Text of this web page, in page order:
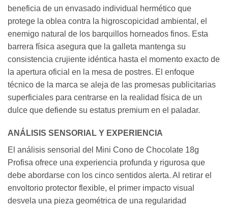
beneficia de un envasado individual hermético que
protege la oblea contra la higroscopicidad ambiental, el
enemigo natural de los barquillos horneados finos. Esta
barrera física asegura que la galleta mantenga su
consistencia crujiente idéntica hasta el momento exacto de
la apertura oficial en la mesa de postres. El enfoque
técnico de la marca se aleja de las promesas publicitarias
superficiales para centrarse en la realidad física de un
dulce que defiende su estatus premium en el paladar.
ANÁLISIS SENSORIAL Y EXPERIENCIA
El análisis sensorial del Mini Cono de Chocolate 18g
Profisa ofrece una experiencia profunda y rigurosa que
debe abordarse con los cinco sentidos alerta. Al retirar el
envoltorio protector flexible, el primer impacto visual
desvela una pieza geométrica de una regularidad